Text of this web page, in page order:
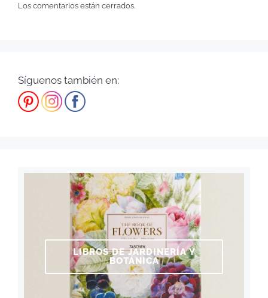
Los comentarios están cerrados.
Síguenos también en:
LIBROS DE JARDINERÍA Y
BOTÁNICA